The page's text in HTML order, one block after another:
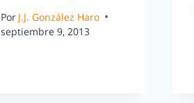
Por J.J. González Haro
septiembre 9, 2013